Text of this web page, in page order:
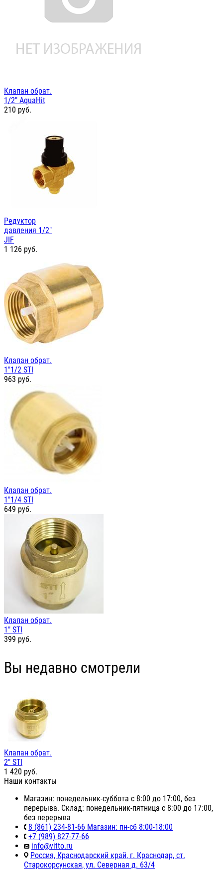
Клапан обрат.
1/2" AquaHit
210 руб.
Редуктор
давления 1/2"
JIF
1 126 руб.
Клапан обрат.
1"1/2 STI
963 руб.
Клапан обрат.
1"1/4 STI
649 руб.
Клапан обрат.
1" STI
399 руб.
Вы недавно смотрели
Клапан обрат.
2" STI
1 420 руб.
Наши контакты
Магазин: понедельник-суббота с 8:00 до 17:00, без
перерыва. Склад: понедельник-пятница с 8:00 до 17:00,
без перерыва
8 (861) 234-81-66 Магазин: пн-сб 8:00-18:00
+7 (989) 827-77-66
info@vitto.ru
Россия, Краснодарский край, г. Краснодар, ст.
Старокорсунская, ул. Северная д. 63/4